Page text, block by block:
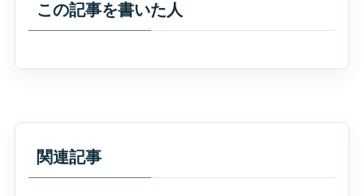
この記事を書いた人
関連記事